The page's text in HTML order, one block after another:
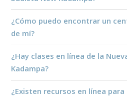
¿Cómo puedo encontrar un
de mí?
¿Hay clases en línea de la
Kadampa?
¿Existen recursos en línea